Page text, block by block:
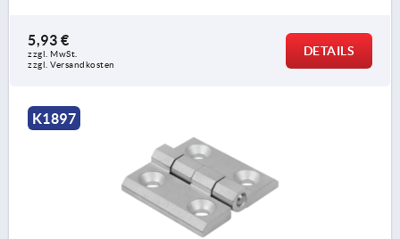
5,93 €
zzgl. MwSt.
zzgl. Versandkosten
DETAILS
K1897